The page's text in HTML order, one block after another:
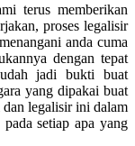
terus memberikan
proses legalisir
anda cuma
dengan tepat
jadi bukti buat
yang dipakai buat
dan legalisir ini dalam
setiap apa yang